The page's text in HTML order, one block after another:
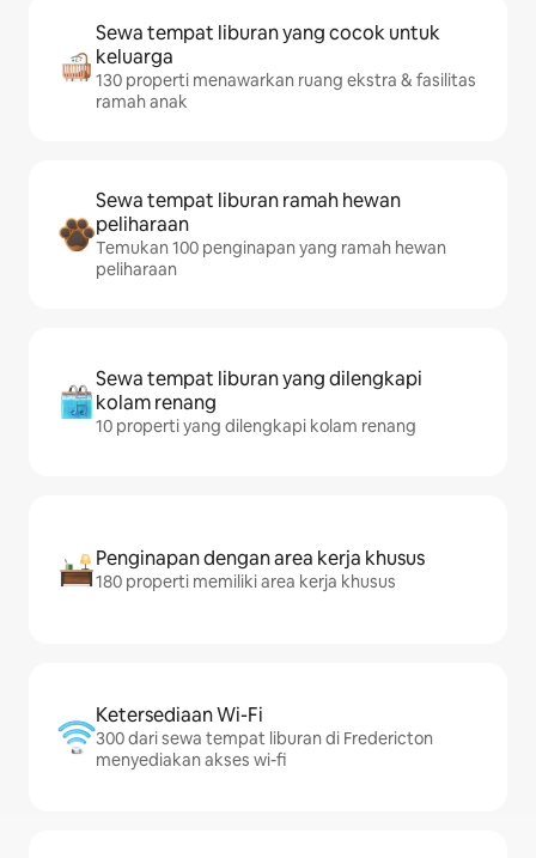
Sewa tempat liburan yang cocok untuk
keluarga
130 properti menawarkan ruang ekstra & fasilitas
ramah anak
Sewa tempat liburan ramah hewan
peliharaan
Temukan 100 penginapan yang ramah hewan
peliharaan
Sewa tempat liburan yang dilengkapi
kolam renang
10 properti yang dilengkapi kolam renang
Penginapan dengan area kerja khusus
180 properti memiliki area kerja khusus
Ketersediaan Wi-Fi
300 dari sewa tempat liburan di Fredericton
menyediakan akses wi-fi